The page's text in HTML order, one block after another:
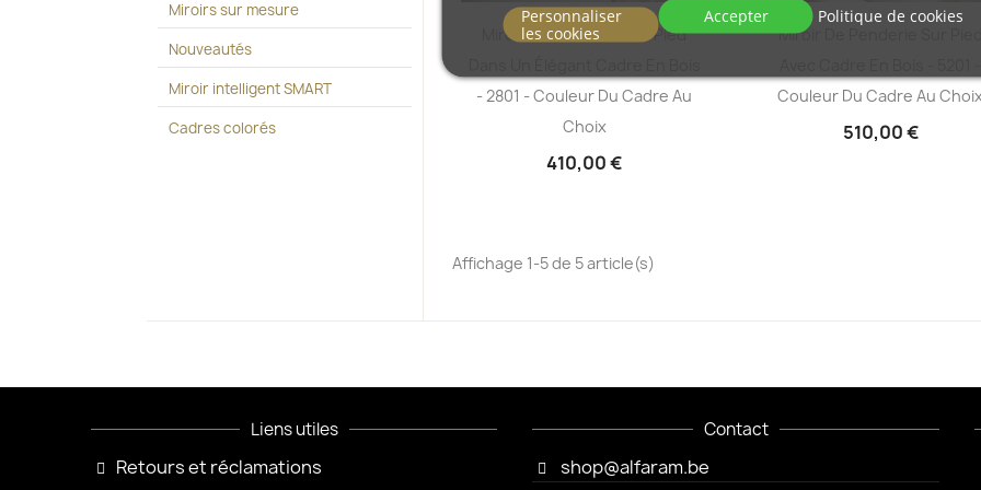
Miroirs sur mesure
Nouveautés
Miroir intelligent SMART
Cadres colorés
Miroir De Penderie Sur Pied
- 2801 - Couleur Du Cadre Au
Choix
410,00 €
Miroir De Penderie Sur Pied
Couleur Du Cadre Au
510,00 €
Affichage 1-5 de 5 article(s)
Liens utiles
Retours et réclamations
Contact
shop@alfaram.be
Politique de cookies
Personnaliser
les cookies
Accepter